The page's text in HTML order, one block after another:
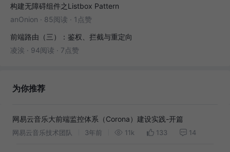
构建无障碍组件之Listbox Pattern
anOnion · 85阅读 · 1点赞
前端路由（三）：鉴权、拦截与重定向
凌涘 · 94阅读 · 7点赞
为你推荐
网易云音乐大前端监控体系（Corona）建设实践-开篇
网易云音乐技术团队 3年前 11k 133 14